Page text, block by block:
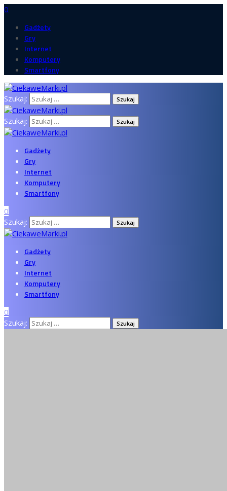
0
Gadżety
Gry
Internet
Komputery
Smartfony
Szukaj:
Szukaj:
Gadżety
Gry
Internet
Komputery
Smartfony
0
Szukaj:
Gadżety
Gry
Internet
Komputery
Smartfony
0
Szukaj: